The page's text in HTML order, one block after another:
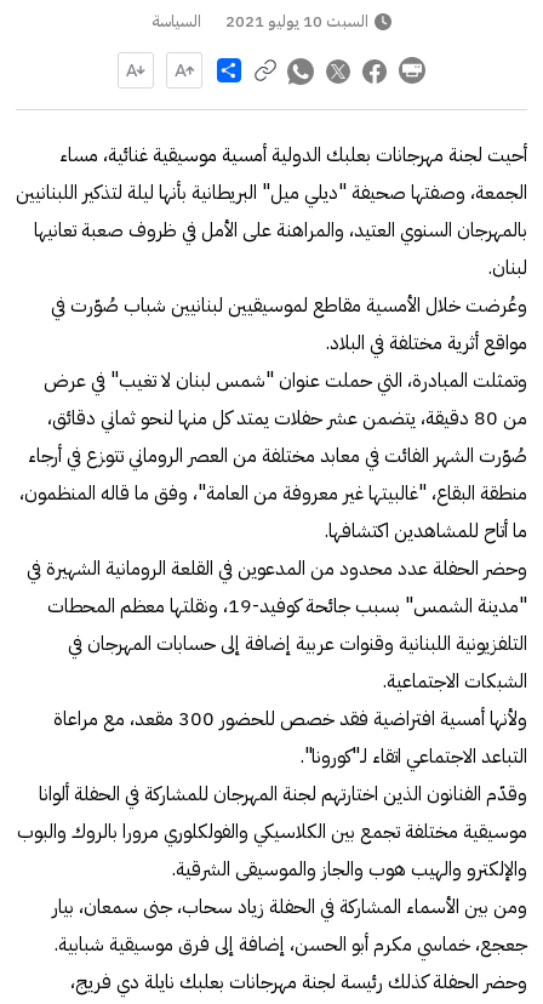
السبت 10 يوليو 2021 السياسة
Share
أحيت لجنة مهرجانات بعلبك الدولية أمسية موسيقية غنائية، مساء
الجمعة، وصفتها صحيفة "ديلي ميل" البريطانية بأنها ليلة لتذكير اللبنانيين
بالمهرجان السنوي العتيد، والمراهنة على الأمل في ظروف صعبة تعانيها
لبنان.
وعُرضت خلال الأمسية مقاطع لموسيقيين لبنانيين شباب صُوّرت في
مواقع أثرية مختلفة في البلاد.
وتمثلت المبادرة، التي حملت عنوان "شمس لبنان لا تغيب" في عرض
من 80 دقيقة، يتضمن عشر حفلات يمتد كل منها لنحو ثماني دقائق،
صُوّرت الشهر الفائت في معابد مختلفة من العصر الروماني تتوزع في أرجاء
منطقة البقاع، "غالبيتها غير معروفة من العامة"، وفق ما قاله المنظمون،
ما أتاح للمشاهدين اكتشافها.
وحضر الحفلة عدد محدود من المدعوين في القلعة الرومانية الشهيرة في
"مدينة الشمس" بسبب جائحة كوفيد-19، ونقلتها معظم المحطات
التلفزيونية اللبنانية وقنوات عربية إضافة إلى حسابات المهرجان في
الشبكات الاجتماعية.
ولأنها أمسية افتراضية فقد خصص للحضور 300 مقعد، مع مراعاة
التباعد الاجتماعي اتقاء لـ"كورونا".
وقدّم الفنانون الذين اختارتهم لجنة المهرجان للمشاركة في الحفلة ألوانا
موسيقية مختلفة تجمع بين الكلاسيكي والفولكلوري مرورا بالروك والبوب
والإلكترو والهيب هوب والجاز والموسيقى الشرقية.
ومن بين الأسماء المشاركة في الحفلة زياد سحاب، جنى سمعان، بيار
جعجع، خماسي مكرم أبو الحسن، إضافة إلى فرق موسيقية شبابية.
وحضر الحفلة كذلك رئيسة لجنة مهرجانات بعلبك نايلة دي فريج،